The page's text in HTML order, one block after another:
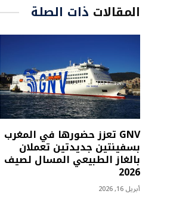
المقالات ذات الصلة
GNV تعزز حضورها في المغرب
بسفينتين جديدتين تعملان
بالغاز الطبيعي المسال لصيف
2026
أبريل 16, 2026